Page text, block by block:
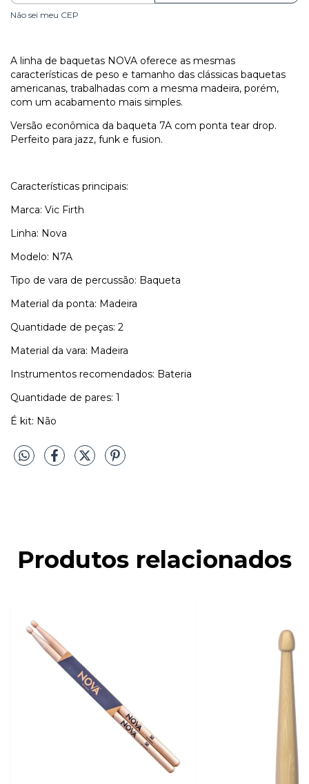
Não sei meu CEP
A linha de baquetas NOVA oferece as mesmas
características de peso e tamanho das clássicas baquetas
americanas, trabalhadas com a mesma madeira, porém,
com um acabamento mais simples.
Versão econômica da baqueta 7A com ponta tear drop.
Perfeito para jazz, funk e fusion.
Características principais:
Marca: Vic Firth
Linha: Nova
Modelo: N7A
Tipo de vara de percussão: Baqueta
Material da ponta: Madeira
Quantidade de peças: 2
Material da vara: Madeira
Instrumentos recomendados: Bateria
Quantidade de pares: 1
É kit: Não
Produtos relacionados